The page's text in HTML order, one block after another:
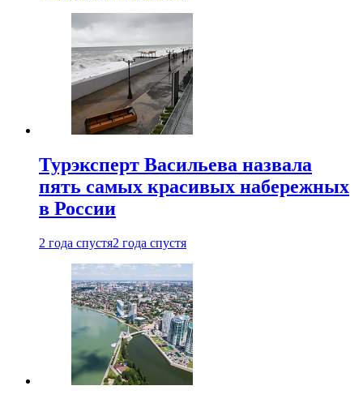
Турэксперт Васильева назвала
пять самых красивых набережных
в России
2 года спустя2 года спустя